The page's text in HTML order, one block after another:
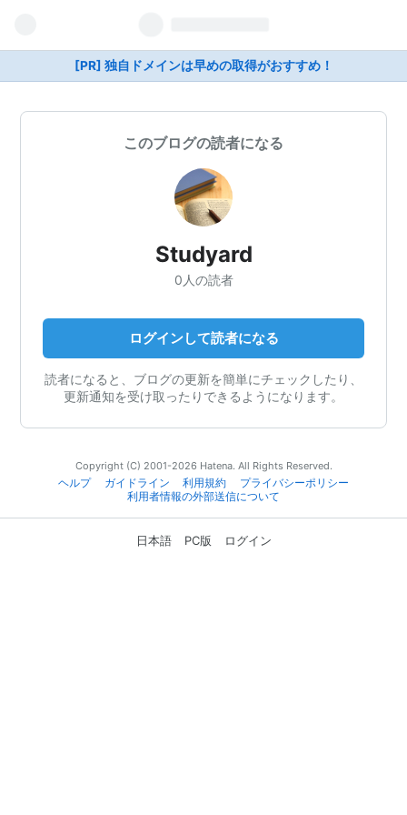
[PR] 独自ドメインは早めの取得がおすすめ！
このブログの読者になる
Studyard
0人の読者
ログインして読者になる
読者になると、ブログの更新を簡単にチェックしたり、
更新通知を受け取ったりできるようになります。
Copyright (C) 2001-2026 Hatena. All Rights Reserved.
ヘルプ
ガイドライン 利用規約
プライバシーポリシー
利用者情報の外部送信について
日本語 PC版 ログイン